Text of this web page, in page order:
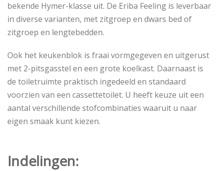
bekende Hymer-klasse uit. De Eriba Feeling is leverbaar
in diverse varianten, met zitgroep en dwars bed of
zitgroep en lengtebedden.
Ook het keukenblok is fraai vormgegeven en uitgerust
met 2-pitsgasstel en een grote koelkast. Daarnaast is
de toiletruimte praktisch ingedeeld en standaard
voorzien van een cassettetoilet. U heeft keuze uit een
aantal verschillende stofcombinaties waaruit u naar
eigen smaak kunt kiezen.
Indelingen: